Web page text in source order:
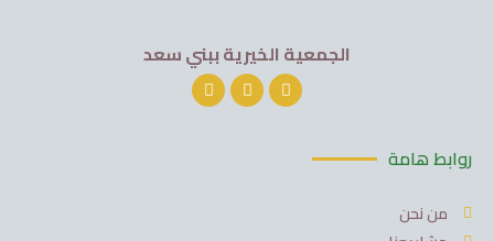
الجمعية الخيرية ببني سعد
روابط هامة
من نحن